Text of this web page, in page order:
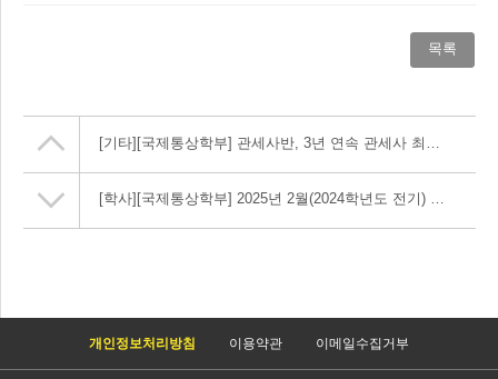
목록
[기타] [국제통상학부] 관세사반, 3년 연속 관세사 최종합격자 배출 및 최초 2명 동시 합격!
[학사] [국제통상학부] 2025년 2월(2024학년도 전기) 졸업예정자 졸업시험 및 대체 자격증 접수 안내
개인정보처리방침 이용약관 이메일수집거부